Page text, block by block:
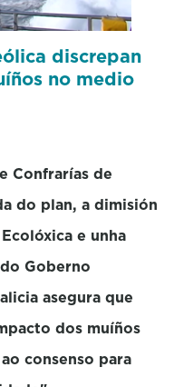
discrepan
no medio
Confrarías de
do plan, a dimisión
e unha
Goberno
asegura que
dos muíños
consenso para